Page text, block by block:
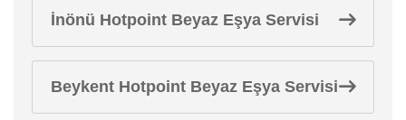
İnönü Hotpoint Beyaz Eşya Servisi
Beykent Hotpoint Beyaz Eşya Servisi